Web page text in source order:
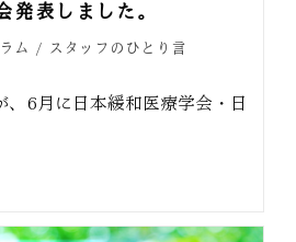
発表しました。
ム / スタッフのひとり言
、6月に日本緩和医療学会・日